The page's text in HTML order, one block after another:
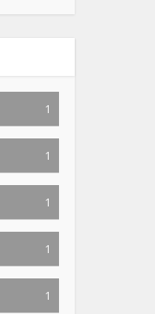
1
1
1
1
1